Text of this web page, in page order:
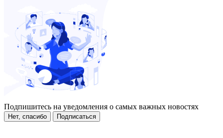
Подпишитесь на уведомления о самых важных новостях
Нет, спасибо Подписаться